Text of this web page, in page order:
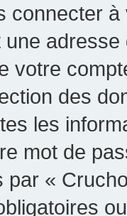
connecter
votre
des
les
mot de
par «